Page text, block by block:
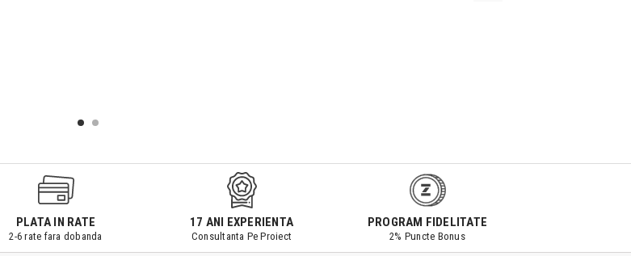
PLATA IN RATE
2-6 rate fara dobanda
17 ANI EXPERIENTA
Consultanta Pe Proiect
PROGRAM FIDELITATE
2% Puncte Bonus